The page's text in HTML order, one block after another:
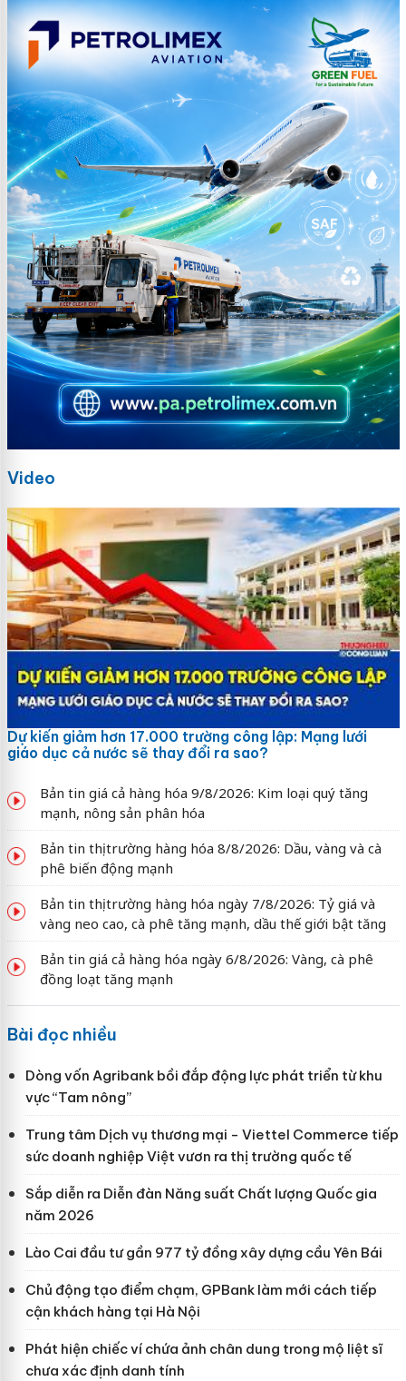
Video
Dự kiến giảm hơn 17.000 trường công lập: Mạng lưới
giáo dục cả nước sẽ thay đổi ra sao?
Bản tin giá cả hàng hóa 9/8/2026: Kim loại quý tăng
mạnh, nông sản phân hóa
Bản tin thị trường hàng hóa 8/8/2026: Dầu, vàng và cà
phê biến động mạnh
Bản tin thị trường hàng hóa ngày 7/8/2026: Tỷ giá và
vàng neo cao, cà phê tăng mạnh, dầu thế giới bật tăng
Bản tin giá cả hàng hóa ngày 6/8/2026: Vàng, cà phê
đồng loạt tăng mạnh
Bài đọc nhiều
Dòng vốn Agribank bồi đắp động lực phát triển từ khu
vực “Tam nông”
Trung tâm Dịch vụ thương mại - Viettel Commerce tiếp
sức doanh nghiệp Việt vươn ra thị trường quốc tế
Sắp diễn ra Diễn đàn Năng suất Chất lượng Quốc gia
năm 2026
Lào Cai đầu tư gần 977 tỷ đồng xây dựng cầu Yên Bái
Chủ động tạo điểm chạm, GPBank làm mới cách tiếp
cận khách hàng tại Hà Nội
Phát hiện chiếc ví chứa ảnh chân dung trong mộ liệt sĩ
chưa xác định danh tính